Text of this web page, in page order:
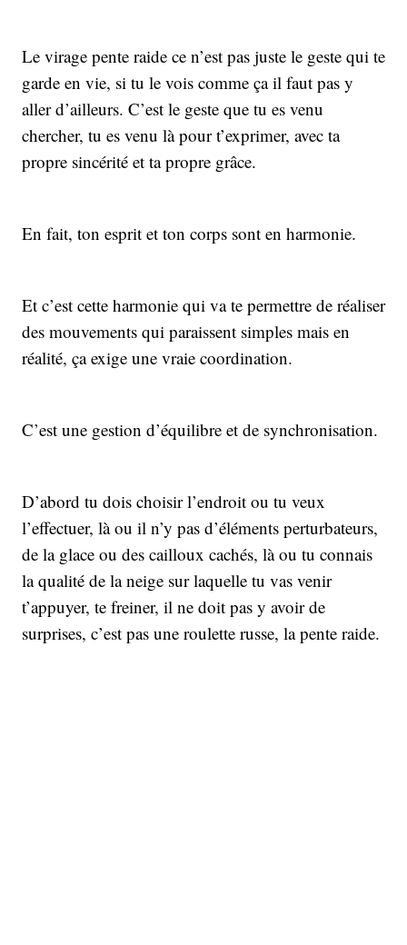
Le virage pente raide ce n’est pas juste le geste qui te
garde en vie, si tu le vois comme ça il faut pas y
aller d’ailleurs. C’est le geste que tu es venu
chercher, tu es venu là pour t’exprimer, avec ta
propre sincérité et ta propre grâce.
En fait, ton esprit et ton corps sont en harmonie.
Et c’est cette harmonie qui va te permettre de réaliser
des mouvements qui paraissent simples mais en
réalité, ça exige une vraie coordination.
C’est une gestion d’équilibre et de synchronisation.
D’abord tu dois choisir l’endroit ou tu veux
l’effectuer, là ou il n’y pas d’éléments perturbateurs,
de la glace ou des cailloux cachés, là ou tu connais
la qualité de la neige sur laquelle tu vas venir
t’appuyer, te freiner, il ne doit pas y avoir de
surprises, c’est pas une roulette russe, la pente raide.